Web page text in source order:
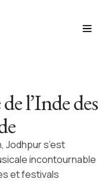
l’Inde des
Jodhpur s’est
incontournable
et festivals